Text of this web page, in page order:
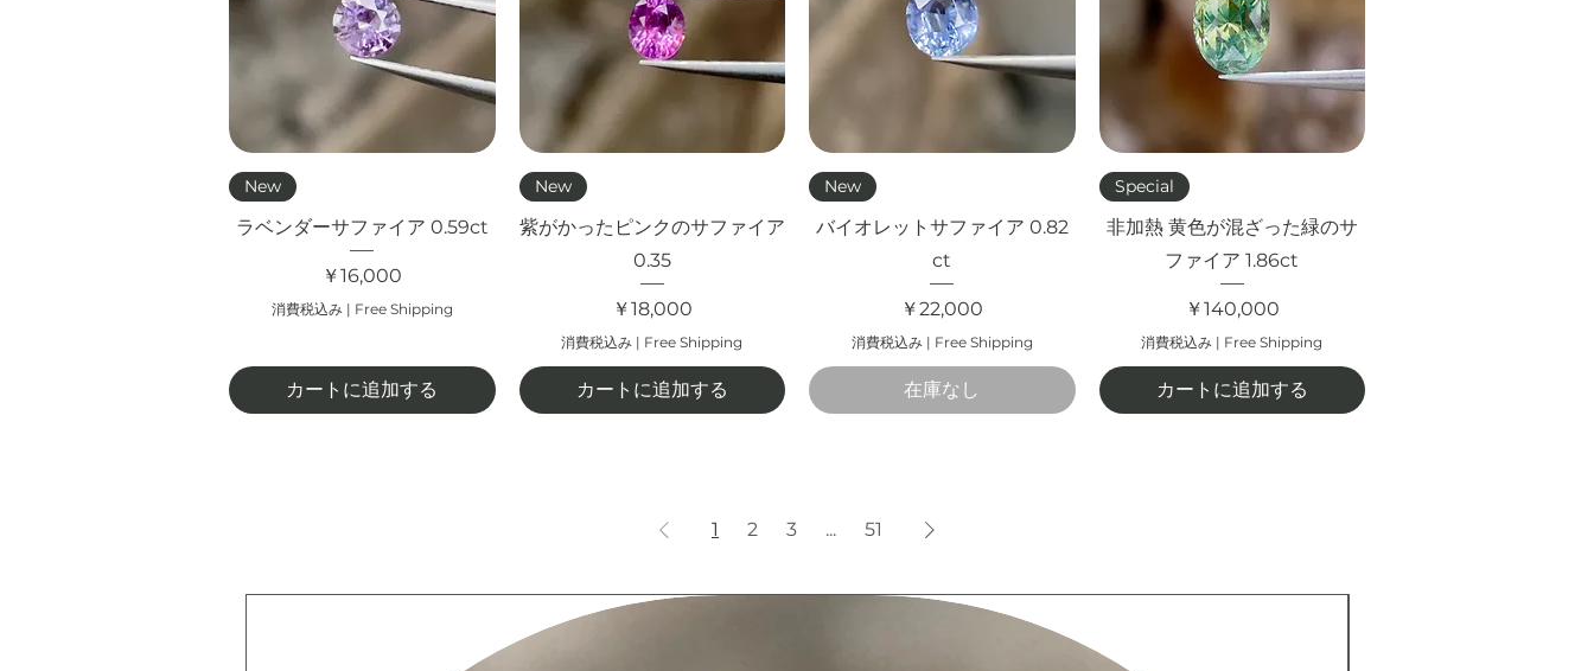
New
ラベンダーサファイア 0.59ct
価格
￥16,000
消費税込み| Free Shipping
カートに追加する
New
紫がかったピンクのサファイア
0.35
価格
￥18,000
消費税込み | Free Shipping
カートに追加する
New
バイオレットサファイア 0.82
ct
価格
￥22,000
消費税込み| Free Shipping
在庫なし
クイックビュー
Special
非加熱 黄色が混ざった緑のサ
ファイア 1.86ct
価格
￥140,000
消費税込み | Free Shipping
カートに追加する
1 2 3 ... 51